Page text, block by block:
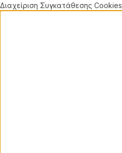
Διαχείριση Συγκατάθεσης Cookies